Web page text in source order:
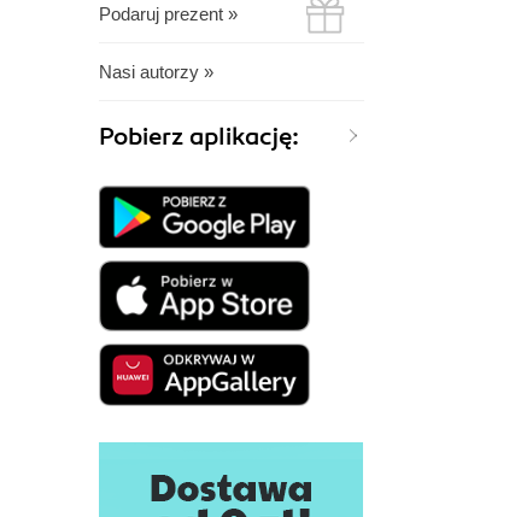
Podaruj prezent »
Nasi autorzy »
Pobierz aplikację: